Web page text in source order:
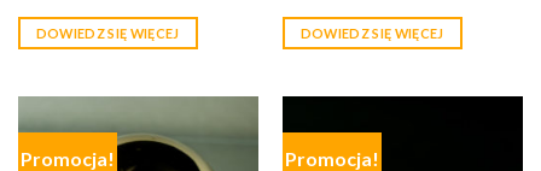
DOWIEDZ SIĘ WIĘCEJ DOWIEDZ SIĘ WIĘCEJ
Promocja! Promocja!